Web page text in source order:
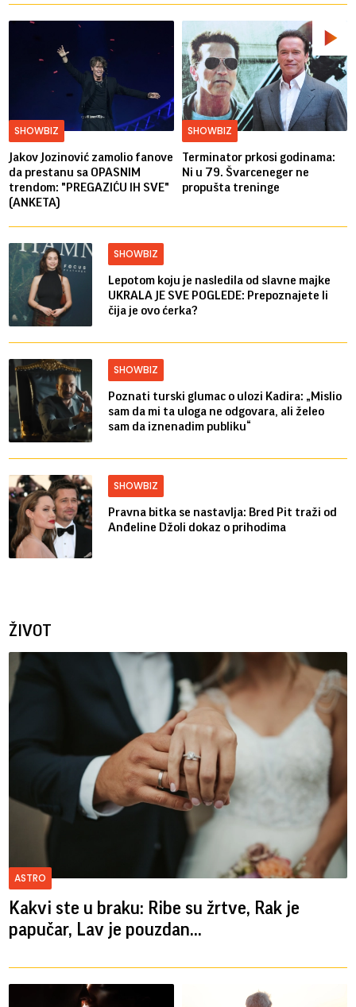
SHOWBIZ
Jakov Jozinović zamolio fanove
da prestanu sa OPASNIM
trendom: "PREGAZIĆU IH SVE"
(ANKETA)
SHOWBIZ
Terminator prkosi godinama:
Ni u 79. Švarceneger ne
propušta treninge
SHOWBIZ
Lepotom koju je nasledila od slavne majke
UKRALA JE SVE POGLEDE: Prepoznajete li
čija je ovo ćerka?
SHOWBIZ
Poznati turski glumac o ulozi Kadira: „Mislio
sam da mi ta uloga ne odgovara, ali želeo
sam da iznenadim publiku“
SHOWBIZ
Pravna bitka se nastavlja: Bred ​​Pit traži od
Anđeline Džoli dokaz o prihodima
ŽIVOT
ASTRO
Kakvi ste u braku: Ribe su žrtve, Rak je
papučar, Lav je pouzdan...